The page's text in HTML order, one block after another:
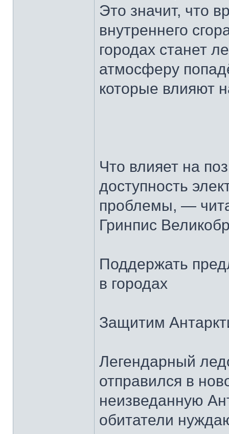
Это значит, что
внутреннего
городах станет
атмосферу
которые влияют
Что влияет на
доступность
проблемы, —
Гринпис
Поддержать
в городах
Защитим
Легендарный
отправился в
неизведанную
обитатели